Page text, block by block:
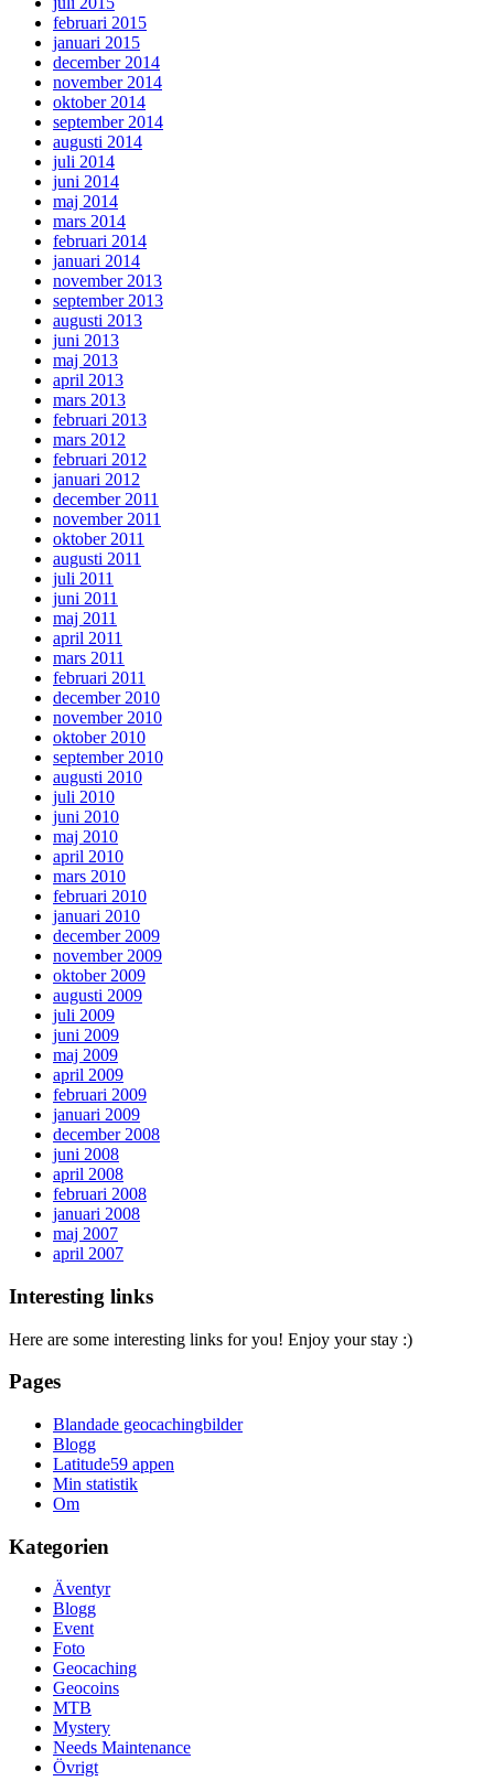
februari 2015
januari 2015
december 2014
november 2014
oktober 2014
september 2014
augusti 2014
juli 2014
juni 2014
maj 2014
mars 2014
februari 2014
januari 2014
november 2013
september 2013
augusti 2013
juni 2013
maj 2013
april 2013
mars 2013
februari 2013
mars 2012
februari 2012
januari 2012
december 2011
november 2011
oktober 2011
augusti 2011
juli 2011
juni 2011
maj 2011
april 2011
mars 2011
februari 2011
december 2010
november 2010
oktober 2010
september 2010
augusti 2010
juli 2010
juni 2010
maj 2010
april 2010
mars 2010
februari 2010
januari 2010
december 2009
november 2009
oktober 2009
augusti 2009
juli 2009
juni 2009
maj 2009
april 2009
februari 2009
januari 2009
december 2008
juni 2008
april 2008
februari 2008
januari 2008
maj 2007
april 2007
Interesting links
Here are some interesting links for you! Enjoy your stay :)
Pages
Blandade geocachingbilder
Blogg
Latitude59 appen
Min statistik
Om
Kategorien
Äventyr
Blogg
Event
Foto
Geocaching
Geocoins
MTB
Mystery
Needs Maintenance
Övrigt